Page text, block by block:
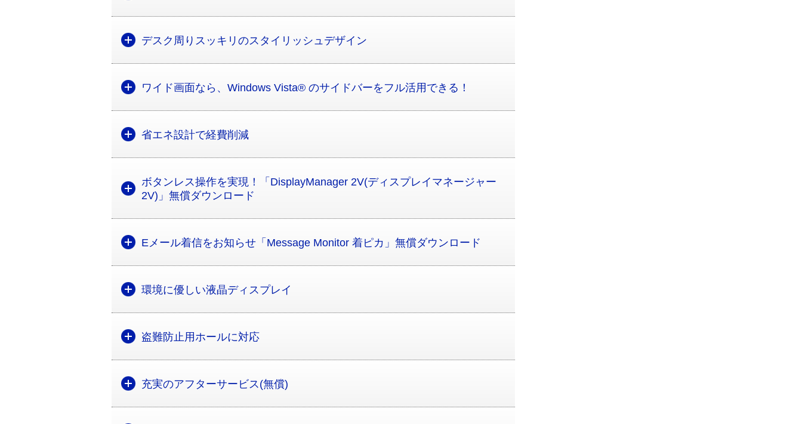
デスク周りスッキリのスタイリッシュデザイン
ワイド画面なら、Windows Vista® のサイドバーをフル活用できる！
省エネ設計で経費削減
ボタンレス操作を実現！「DisplayManager 2V(ディスプレイマネージャー
2V)」無償ダウンロード
Eメール着信をお知らせ「Message Monitor 着ピカ」無償ダウンロード
環境に優しい液晶ディスプレイ
盗難防止用ホールに対応
充実のアフターサービス(無償)